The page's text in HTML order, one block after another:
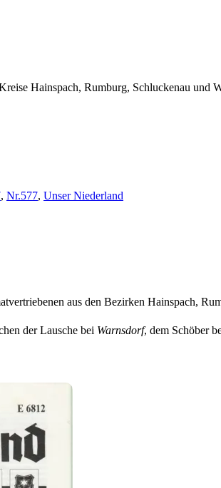
Hainspach, Rumburg, Schluckenau und
, Nr.577, Unser Niederland
aus den Bezirken Hainspach,
der Lausche bei Warnsdorf, dem Schöber